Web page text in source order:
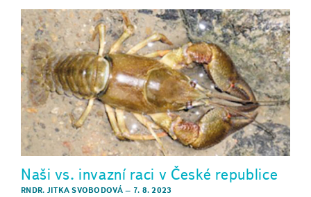
Naši vs. invazní raci v České republice
RNDR. JITKA SVOBODOVÁ– 7. 8. 2023